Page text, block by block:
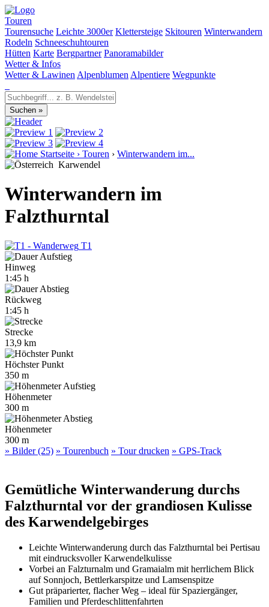
Touren
Tourensuche Leichte 3000er Klettersteige Skitouren Winterwandern
Rodeln Schneeschuhtouren
Hütten Karte Bergpartner Panoramabilder
Wetter & Infos
Wetter & Lawinen Alpenblumen Alpentiere Wegpunkte
Startseite › Touren › Winterwandern im...
Karwendel
Winterwandern im
Falzthurntal
T1
Hinweg
1:45 h
Rückweg
1:45 h
Strecke
13,9 km
Höchster Punkt
350 m
Höhenmeter
300 m
Höhenmeter
300 m
» Bilder (25) » Tourenbuch » Tour drucken » GPS-Track
Gemütliche Winterwanderung durchs
Falzthurntal vor der grandiosen Kulisse
des Karwendelgebirges
Leichte Winterwanderung durch das Falzthurntal bei Pertisau
mit eindrucksvoller Karwendelkulisse
Vorbei an Falzturnalm und Gramaialm mit herrlichem Blick
auf Sonnjoch, Bettlerkarspitze und Lamsenspitze
Gut präparierter, flacher Weg – ideal für Spaziergänger,
Familien und Pferdeschlittenfahrten